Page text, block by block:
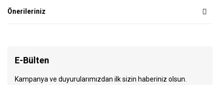
Önerileriniz
E-Bülten
Kampanya ve duyurularımızdan ilk sizin haberiniz olsun.